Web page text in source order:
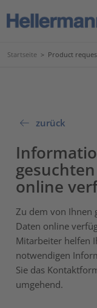
Startseite > Product
zurück
online
Zu dem von Ihnen
Daten online
Mitarbeiter helfen
notwendigen
Sie das
umgehend.